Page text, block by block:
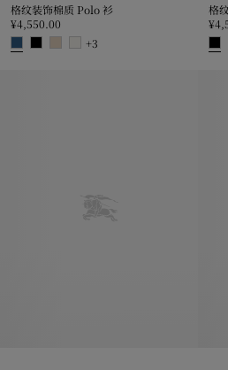
格纹装饰棉质 Polo 衫
¥4,550.00
+3
格